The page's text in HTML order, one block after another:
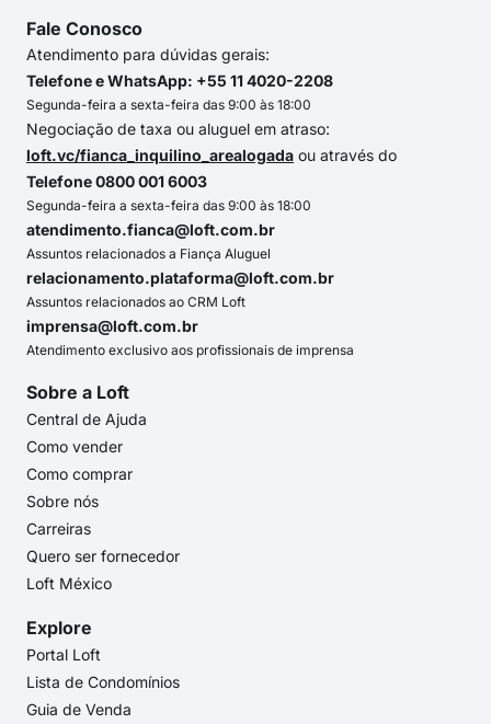
Fale Conosco
Atendimento para dúvidas gerais:
Telefone e WhatsApp: +55 11 4020-2208
Segunda-feira a sexta-feira das 9:00 às 18:00
Negociação de taxa ou aluguel em atraso:
loft.vc/fianca_inquilino_arealogada ou através do
Telefone 0800 001 6003
Segunda-feira a sexta-feira das 9:00 às 18:00
atendimento.fianca@loft.com.br
Assuntos relacionados a Fiança Aluguel
relacionamento.plataforma@loft.com.br
Assuntos relacionados ao CRM Loft
imprensa@loft.com.br
Atendimento exclusivo aos profissionais de imprensa
Sobre a Loft
Central de Ajuda
Como vender
Como comprar
Sobre nós
Carreiras
Quero ser fornecedor
Loft México
Explore
Portal Loft
Lista de Condomínios
Guia de Venda